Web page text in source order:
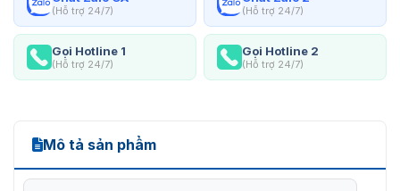
(Hỗ trợ 24/7) (Hỗ trợ 24/7)
Gọi Hotline 1
(Hỗ trợ 24/7)
Gọi Hotline 2
(Hỗ trợ 24/7)
Mô tả sản phẩm